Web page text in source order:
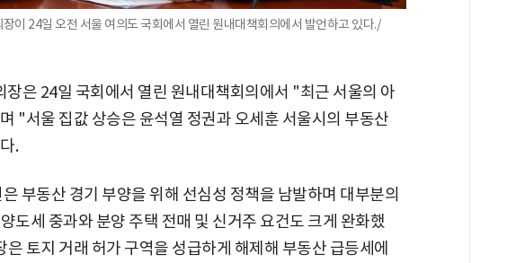
이 24일 오전 서울 여의도 국회에서 열린 원내대책회의에서 발언하고 있다./
장은 24일 국회에서 열린 원내대책회의에서 "최근 서울의 아
"서울 집값 상승은 윤석열 정권과 오세훈 서울시의 부동산
.
부동산 경기 부양을 위해 선심성 정책을 남발하며 대부분의
도세 중과와 분양 주택 전매 및 신거주 요건도 크게 완화했
토지 거래 허가 구역을 성급하게 해제해 부동산 급등세에